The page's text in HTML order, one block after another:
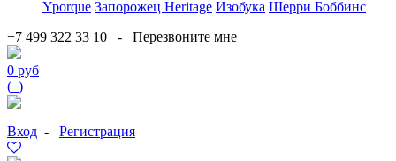
Yporque Запорожец Heritage Изобука Шерри Боббинс
+7 499 322 33 10 - Перезвоните мне
0 руб
( )
Вход - Регистрация